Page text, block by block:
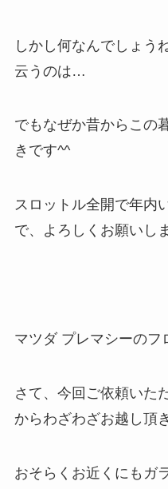
しかし何なんでしょう
云うのは…
でもなぜか昔からこの
きです^^
スロットル全開で年内
で、よろしくお願いし
マツダ プレマシーのフ
さて、今回ご依頼いた
からわざわざお越し頂
おそらくお近くにもガ